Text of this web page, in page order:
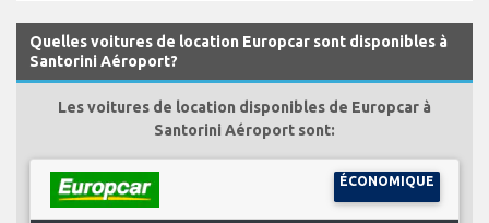
Quelles voitures de location Europcar sont disponibles à
Santorini Aéroport?
Les voitures de location disponibles de Europcar à
Santorini Aéroport sont:
ÉCONOMIQUE